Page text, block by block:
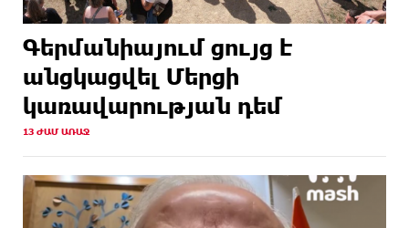
Գերմանիայում ցույց է
անցկացվել Մերցի
կառավարության դեմ
13 ԺԱՄ ԱՌԱՋ